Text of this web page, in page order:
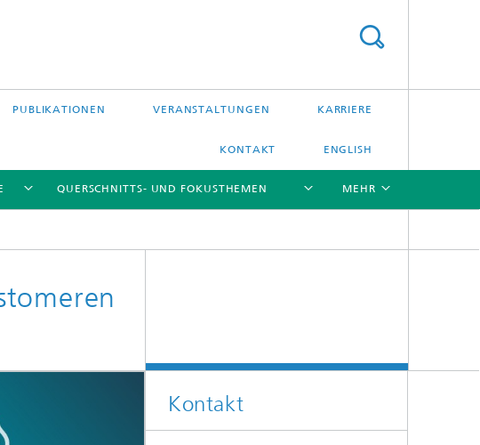
PUBLIKATIONEN VERANSTALTUNGEN KARRIERE
KONTAKT ENGLISH
QUERSCHNITTS- UND FOKUSTHEMEN MEHR
Kontakt